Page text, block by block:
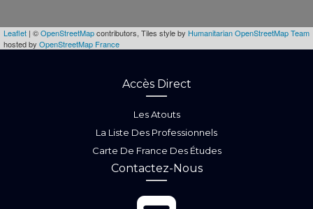
Leaflet | ©OpenStreetMapcontributors, Tiles style by Humanitarian OpenStreetMap Team
hosted by OpenStreetMap France
Accès Direct
Les Atouts
La Liste Des Professionnels
Carte De France Des Études
Contactez-Nous